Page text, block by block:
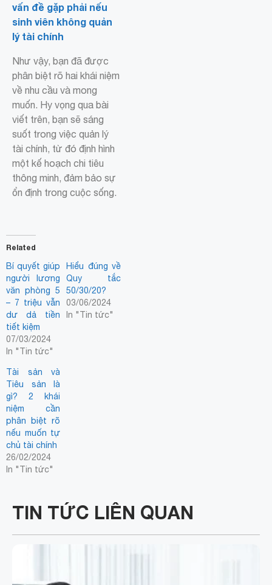
vấn đề gặp phải nếu
sinh viên không quản
lý tài chính
Như vậy, bạn đã được
phân biệt rõ hai khái niệm
về nhu cầu và mong
muốn. Hy vọng qua bài
viết trên, bạn sẽ sáng
suốt trong việc quản lý
tài chính, từ đó định hình
một kế hoạch chi tiêu
thông minh, đảm bảo sự
ổn định trong cuộc sống.
Related
Bí quyết giúp
người lương
văn phòng 5
– 7 triệu vẫn
dư dả tiền
tiết kiệm
07/03/2024
In "Tin tức"
Hiểu đúng về
Quy tắc
50/30/20?
03/06/2024
In "Tin tức"
Tài sản và
Tiêu sản là
gì? 2 khái
niệm cần
phân biệt rõ
nếu muốn tự
chủ tài chính
26/02/2024
In "Tin tức"
TIN TỨC LIÊN QUAN